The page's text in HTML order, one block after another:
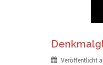
Veröffentlicht